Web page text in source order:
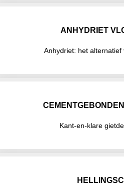
ANHYDRIET
Anhydriet: het alternatief
Kant-en-klare